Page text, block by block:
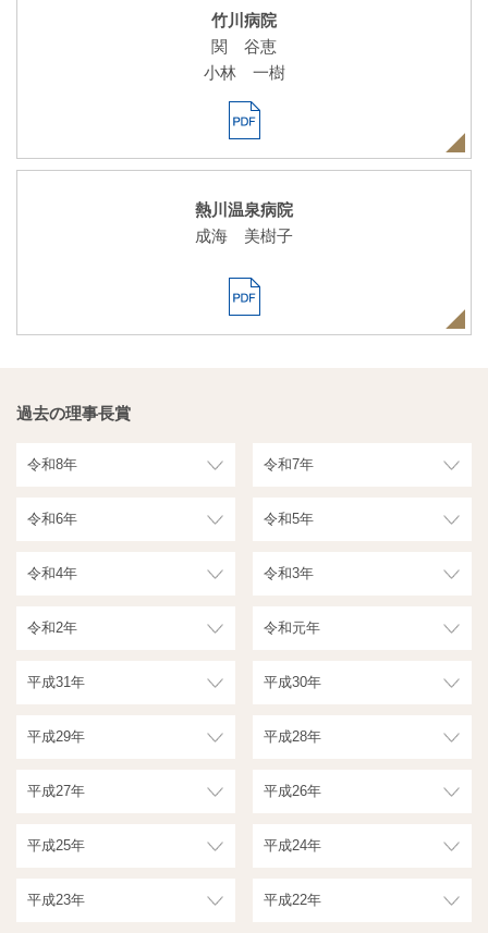
竹川病院
関 谷恵
小林 一樹
熱川温泉病院
成海 美樹子
過去の理事長賞